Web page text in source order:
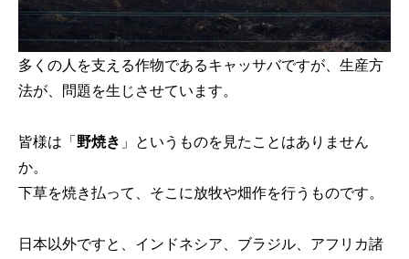
多くの人を支える作物であるキャッサバですが、生産方
法が、問題を生じさせています。
皆様は「野焼き 」というものを見たことはありません
か。
下草を焼き払って、そこに放牧や畑作を行うものです。
日本以外ですと、インドネシア、ブラジル、アフリカ諸